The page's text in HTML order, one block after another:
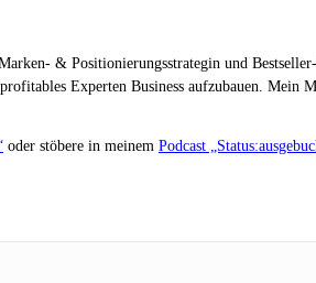
& Positionierungsstrategin und
Experten Business aufzubauen.
oder stöbere in meinem Podcast